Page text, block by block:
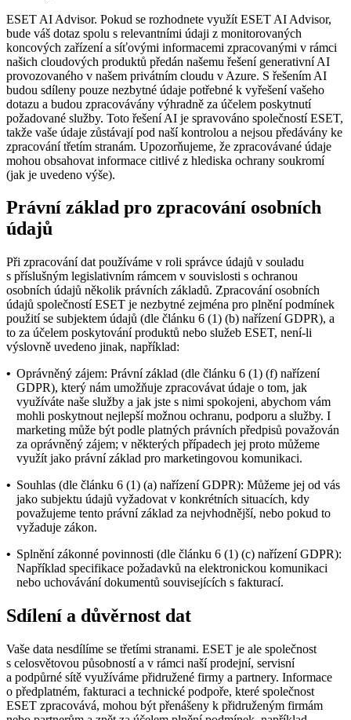
ESET AI Advisor. Pokud se rozhodnete využít ESET AI Advisor,
bude váš dotaz spolu s relevantními údaji z monitorovaných
koncových zařízení a síťovými informacemi zpracovanými v rámci
našich cloudových produktů předán našemu řešení generativní AI
provozovaného v našem privátním cloudu v Azure. S řešením AI
budou sdíleny pouze nezbytné údaje potřebné k vyřešení vašeho
dotazu a budou zpracovávány výhradně za účelem poskytnutí
požadované služby. Toto řešení AI je spravováno společností ESET,
takže vaše údaje zůstávají pod naší kontrolou a nejsou předávány ke
zpracování třetím stranám. Upozorňujeme, že zpracovávané údaje
mohou obsahovat informace citlivé z hlediska ochrany soukromí
(jak je uvedeno výše).
Právní základ pro zpracování osobních
údajů
Při zpracování dat používáme v roli správce údajů v souladu
s příslušným legislativním rámcem v souvislosti s ochranou
osobních údajů několik právních základů. Zpracování osobních
údajů společností ESET je nezbytné zejména pro plnění podmínek
použití se subjektem údajů (dle článku 6 (1) (b) nařízení GDPR), a
to za účelem poskytování produktů nebo služeb ESET, není-li
výslovně uvedeno jinak, například:
• Oprávněný zájem: Právní základ (dle článku 6 (1) (f) nařízení
GDPR), který nám umožňuje zpracovávat údaje o tom, jak
využíváte naše služby a jak jste s nimi spokojeni, abychom vám
mohli poskytnout nejlepší možnou ochranu, podporu a služby. I
marketing může být podle platných právních předpisů považován
za oprávněný zájem; v některých případech jej proto můžeme
využít jako právní základ pro marketingovou komunikaci.
• Souhlas (dle článku 6 (1) (a) nařízení GDPR): Můžeme jej od vás
jako subjektu údajů vyžadovat v konkrétních situacích, kdy
považujeme tento právní základ za nejvhodnější, nebo pokud to
vyžaduje zákon.
• Splnění zákonné povinnosti (dle článku 6 (1) (c) nařízení GDPR):
Například specifikace požadavků na elektronickou komunikaci
nebo uchovávání dokumentů souvisejících s fakturací.
Sdílení a důvěrnost dat
Vaše data nesdílíme se třetími stranami. ESET je ale společnost
s celosvětovou působností a v rámci naší prodejní, servisní
a podpůrné sítě využíváme přidružené firmy a partnery. Informace
o předplatném, fakturaci a technické podpoře, které společnost
ESET zpracovává, mohou být přenášeny k přidruženým firmám